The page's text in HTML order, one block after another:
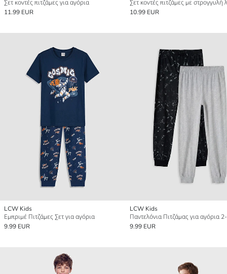
Σετ κοντές πιτζάμες για αγόρια
11.99 EUR
10.99 EUR
LCW Kids
Εμπριμέ Πιτζάμες Σετ για αγόρια
9.99 EUR
LCW Kids
Παντελόνια Πιτζάμας για αγόρια
9.99 EUR